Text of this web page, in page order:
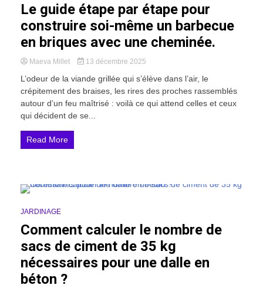
Le guide étape par étape pour
construire soi-même un barbecue
en briques avec une cheminée.
Maeva Millet 13 décembre 2025
L’odeur de la viande grillée qui s’élève dans l’air, le
crépitement des braises, les rires des proches rassemblés
autour d’un feu maîtrisé : voilà ce qui attend celles et ceux
qui décident de se...
Read More
JARDINAGE
Comment calculer le nombre de
sacs de ciment de 35 kg
nécessaires pour une dalle en
béton ?